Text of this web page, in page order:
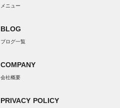
メニュー
BLOG
ブログ一覧
COMPANY
会社概要
PRIVACY POLICY